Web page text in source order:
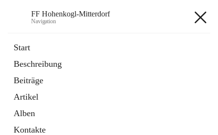
FF Hohenkogl-Mitterdorf
Navigation
Start
Beschreibung
Beiträge
Artikel
Alben
Kontakte
Artikel
in
Tab
LLZ Einsatzübersicht
öffnet
in
neuem
Tab